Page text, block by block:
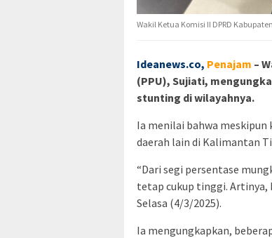
Wakil Ketua Komisi II DPRD
Ideanews.co, Penajam –
(PPU), Sujiati,
stunting di wilayahnya.
Ia menilai bahwa meskipun
daerah lain di Kalimantan
“Dari segi persentase
tetap cukup tinggi. Artinya,
Selasa (4/3/2025).
Ia mengungkapkan,